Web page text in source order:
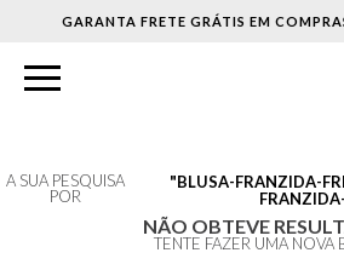
GARANTA FRETE GRÁTIS EM
A SUA PESQUISA
POR
BLUSA-FRANZIDA-
NÃO OBTEVE
TENTE FAZER UMA NOVA